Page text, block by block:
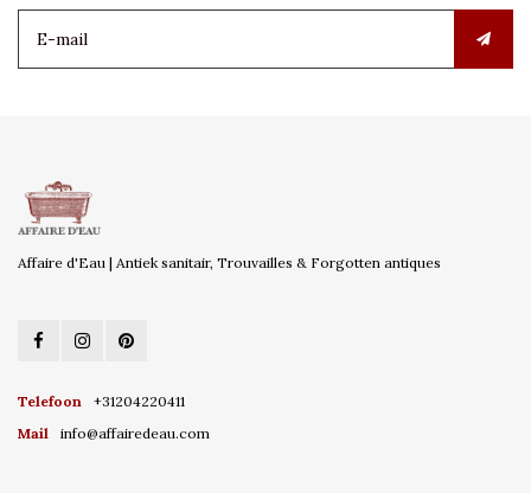
Affaire d'Eau | Antiek sanitair, Trouvailles & Forgotten antiques
Telefoon
+31204220411
Mail
info@affairedeau.com